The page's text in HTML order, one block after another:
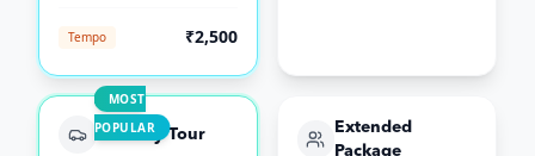
Tempo ₹2,500
MOST
POPULAR
Full-Day Tour
Extended
Package